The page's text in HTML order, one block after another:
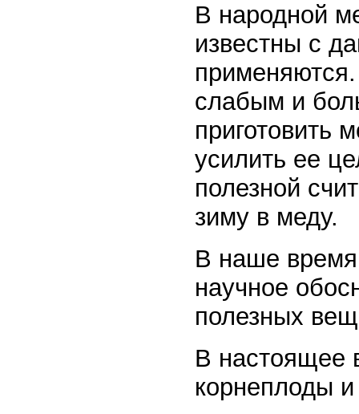
В народной
известны с
слабым и
приготовить
усилить ее
полезной
зиму в меду.
В наше время
научное
полезных
В настоящее
корнеплоды